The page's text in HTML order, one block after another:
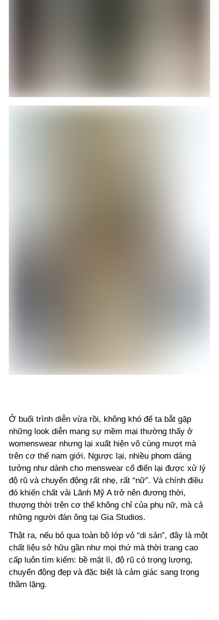
Ở buổi trình diễn vừa rồi, không khó để ta bắt gặp
những look diễn mang sự mềm mại thường thấy ở
womenswear nhưng lại xuất hiện vô cùng mượt mà
trên cơ thể nam giới. Ngược lại, nhiều phom dáng
tưởng như dành cho menswear cổ điển lại được xử lý
độ rũ và chuyển động rất nhẹ, rất “nữ”. Và chính điều
đó khiến chất vải Lãnh Mỹ A trở nên đương thời,
thượng thời trên cơ thể không chỉ của phụ nữ, mà cả
những người đàn ông tại Gia Studios.
Thật ra, nếu bỏ qua toàn bộ lớp vỏ “di sản”, đây là một
chất liệu sở hữu gần như mọi thứ mà thời trang cao
cấp luôn tìm kiếm: bề mặt lì, độ rũ có trọng lượng,
chuyển động đẹp và đặc biệt là cảm giác sang trọng
thầm lặng.